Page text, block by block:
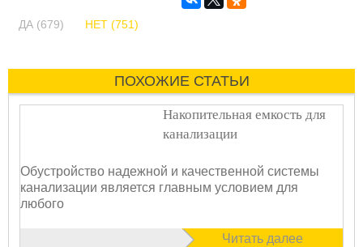
ДА (679) НЕТ (751)
ПОХОЖИЕ СТАТЬИ
Накопительная емкость для
канализации
Обустройство надежной и качественной системы
канализации является главным условием для
любого
Читать далее